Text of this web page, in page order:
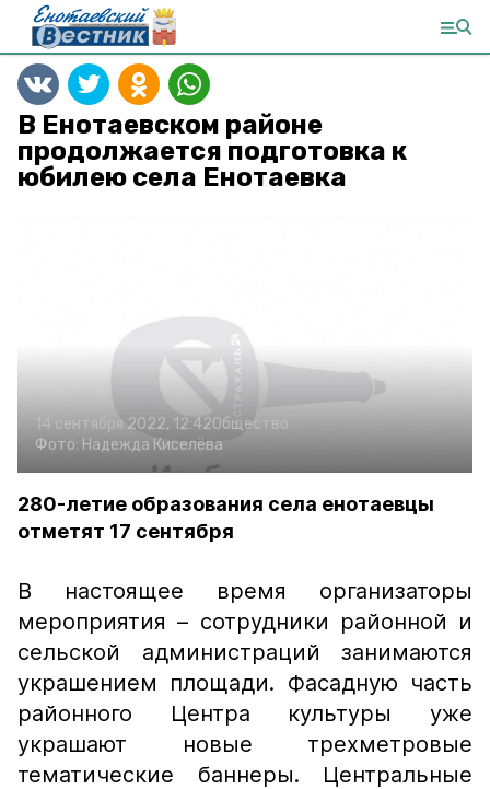
В Енотаевском районе
продолжается подготовка к
юбилею села Енотаевка
14 сентября 2022, 12:42Общество
Фото: Надежда Киселёва
280-летие образования села енотаевцы
отметят 17 сентября
В настоящее время организаторы
мероприятия – сотрудники районной и
сельской администраций занимаются
украшением площади. Фасадную часть
районного Центра культуры уже
украшают новые трехметровые
тематические баннеры. Центральные